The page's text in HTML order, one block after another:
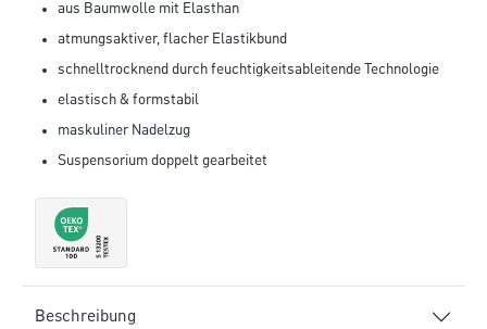
aus Baumwolle mit Elasthan
atmungsaktiver, flacher Elastikbund
schnelltrocknend durch feuchtigkeitsableitende Technologie
elastisch & formstabil
maskuliner Nadelzug
Suspensorium doppelt gearbeitet
Beschreibung